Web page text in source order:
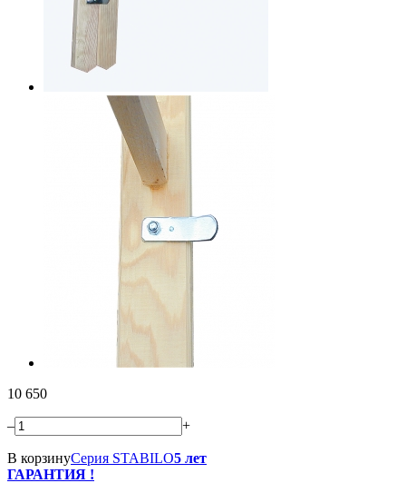
10 650
– +
В корзинуСерия STABILO5 лет
ГАРАНТИЯ !